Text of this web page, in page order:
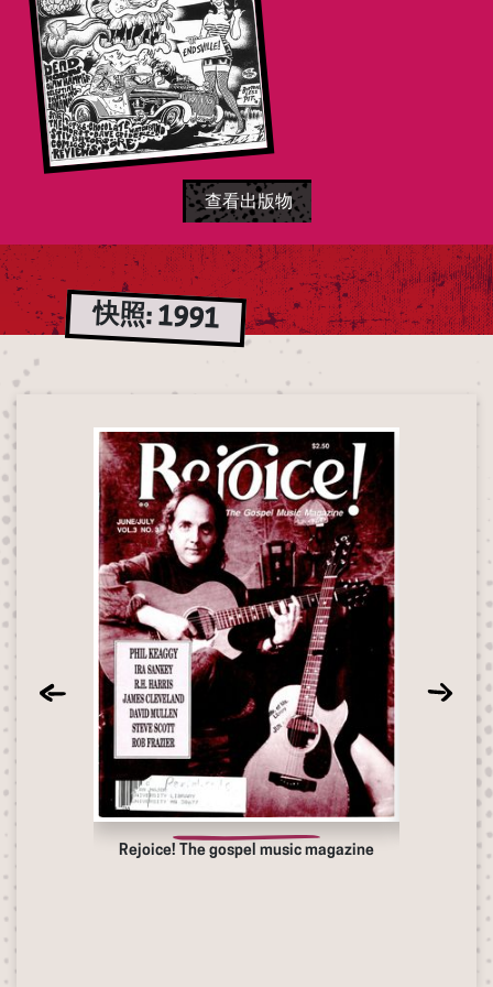
查看出版物
快照: 1991
Rejoice! The gospel music magazine Rejoice!